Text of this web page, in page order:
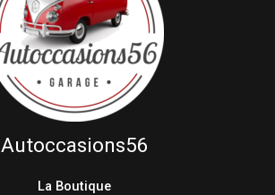
Autoccasions56
La Boutique